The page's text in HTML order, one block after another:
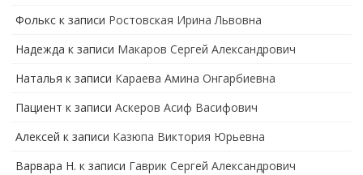
Фолькс к записи Ростовская Ирина Львовна
Надежда к записи Макаров Сергей Александрович
Наталья к записи Караева Амина Онгарбиевна
Пациент к записи Аскеров Асиф Васифович
Алексей к записи Казюпа Виктория Юрьевна
Варвара Н. к записи Гаврик Сергей Александрович